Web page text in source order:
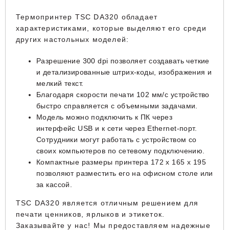
Термопринтер TSC DA320 обладает
характеристиками, которые выделяют его среди
других настольных моделей:
Разрешение 300 dpi позволяет создавать четкие
и детализированные штрих-коды, изображения и
мелкий текст.
Благодаря скорости печати 102 мм/с устройство
быстро справляется с объемными задачами.
Модель можно подключить к ПК через
интерфейс USB и к сети через Ethernet-порт.
Сотрудники могут работать с устройством со
своих компьютеров по сетевому подключению.
Компактные размеры принтера 172 x 165 x 195
позволяют разместить его на офисном столе или
за кассой.
TSC DA320 является отличным решением для
печати ценников, ярлыков и этикеток.
Заказывайте у нас! Мы предоставляем надежные